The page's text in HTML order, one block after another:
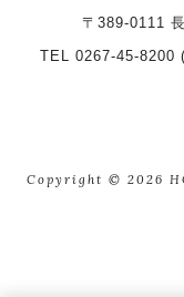
〒389-0111
TEL 0267-45-8200
Copyright © 2026